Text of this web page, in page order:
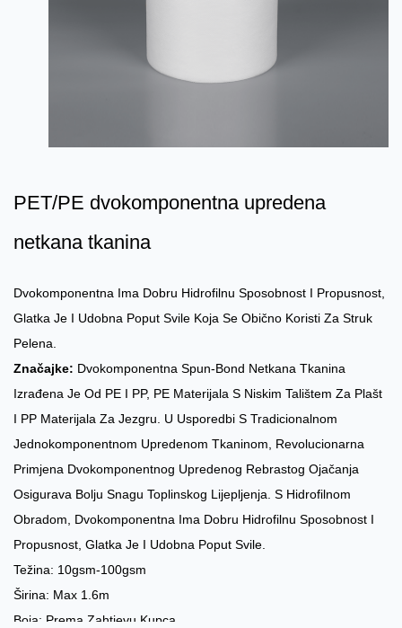
PET/PE dvokomponentna upredena
netkana tkanina
Dvokomponentna Ima Dobru Hidrofilnu Sposobnost I Propusnost,
Glatka Je I Udobna Poput Svile Koja Se Obično Koristi Za Struk
Pelena.
Značajke: Dvokomponentna Spun-Bond Netkana Tkanina
Izrađena Je Od PE I PP, PE Materijala S Niskim Talištem Za Plašt
I PP Materijala Za Jezgru. U Usporedbi S Tradicionalnom
Jednokomponentnom Upredenom Tkaninom, Revolucionarna
Primjena Dvokomponentnog Upredenog Rebrastog Ojačanja
Osigurava Bolju Snagu Toplinskog Lijepljenja. S Hidrofilnom
Obradom, Dvokomponentna Ima Dobru Hidrofilnu Sposobnost I
Propusnost, Glatka Je I Udobna Poput Svile.
Težina: 10gsm-100gsm
Širina: Max 1.6m
Boja: Prema Zahtjevu Kupca